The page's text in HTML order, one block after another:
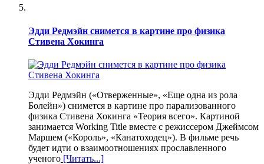
Эдди Редмэйн снимется в картине про физика
Стивена Хокинга
Эдди Редмэйн («Отверженные», «Еще одна из рола
Болейн») снимется в картине про парализованного
физика Стивена Хокинга «Теория всего». Картиной
занимается Working Title вместе с режиссером Джеймсом
Маршем («Король», «Канатоходец»). В фильме речь
будет идти о взаимоотношениях прославленного
ученого [Читать...]